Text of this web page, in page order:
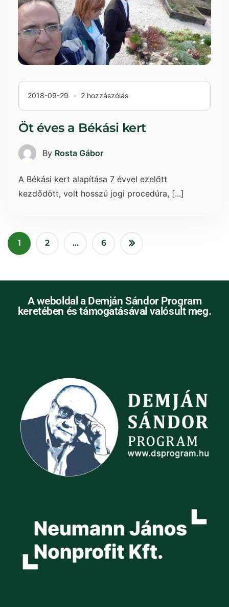
2018-09-29 2 hozzászólás
Öt éves a Békási kert
By Rosta Gábor
A Békási kert alapítása 7 évvel ezelőtt
kezdődött, volt hosszú jogi procedúra, [...]
1 2 … 6
A weboldal a Demján Sándor Program
keretében és támogatásával valósult meg.